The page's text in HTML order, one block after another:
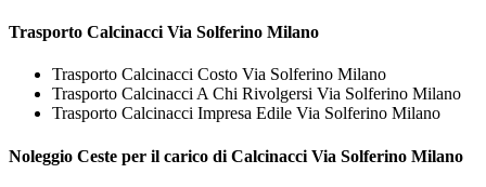
Trasporto Calcinacci Via Solferino Milano
Trasporto Calcinacci Costo Via Solferino Milano
Trasporto Calcinacci A Chi Rivolgersi Via Solferino Milano
Trasporto Calcinacci Impresa Edile Via Solferino Milano
Noleggio Ceste per il carico di Calcinacci Via Solferino Milano